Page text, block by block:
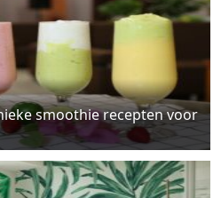
smoothie recepten voor